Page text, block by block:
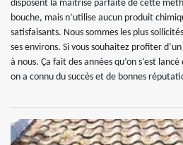
disposent la maitrise parfaite de cette
bouche, mais n’utilise aucun produit
satisfaisants. Nous sommes les plus
ses environs. Si vous souhaitez profiter
à nous. Ça fait des années qu’on s’est
on a connu du succès et de bonnes